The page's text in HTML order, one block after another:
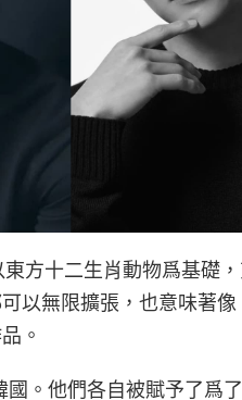
方十二生肖動物爲基礎
以無限擴張，也意味著像
。
。他們各自被賦予了爲